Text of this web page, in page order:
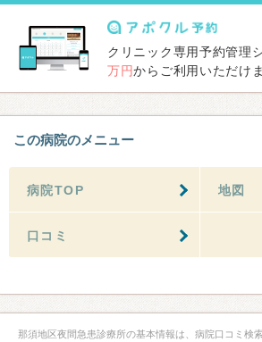
クリニック専用予約管理
万円からご利用いただけ
この病院のメニュー
病院TOP 地図
口コミ
那須地区夜間急患診療所の基本情報は、病院口コミ検